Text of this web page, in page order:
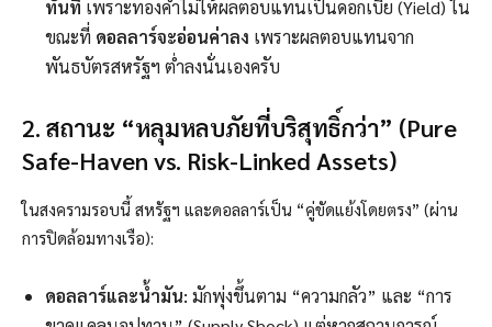
ทันที เพราะทองคำไม่ให้ผลตอบแทนเป็นดอกเบี้ย (Yield) ใน
ขณะที่ ดอลลาร์จะอ่อนค่าลง เพราะผลตอบแทนจาก
พันธบัตรสหรัฐฯ ต่ำลงนั่นเองครับ
2. สถานะ “หลุมหลบภัยที่บริสุทธิ์กว่า” (Pure
Safe-Haven vs. Risk-Linked Assets)
ในสงครามรอบนี้ สหรัฐฯ และดอลลาร์เป็น “คู่ขัดแย้งโดยตรง” (ผ่าน
การปิดล้อมทางเรือ):
ดอลลาร์และน้ำมัน: มักพุ่งขึ้นตาม “ความกลัว” และ “การ